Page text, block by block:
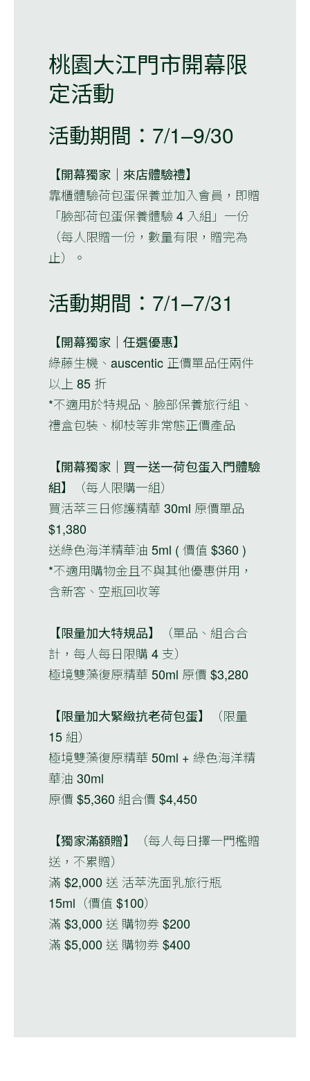
桃園大江門市開幕限
定活動
活動期間： 7/1–9/30
【開幕獨家｜來店體驗禮】
靠櫃體驗荷包蛋保養並加入會員，即贈
「臉部荷包蛋保養體驗 4 入組」一份
（每人限贈一份，數量有限，贈完為
止）。
活動期間： 7/1–7/31
【開幕獨家｜任選優惠】
綠藤生機、auscentic 正價單品任兩件
以上 85 折
*不適用於特規品、臉部保養旅行組、
禮盒包裝、柳枝等非常態正價產品
【開幕獨家｜買一送一荷包蛋入門體驗
組】
（每人限購一組）
買活萃三日修護精華 30ml 原價單品
$1,380
送綠色海洋精華油 5ml ( 價值 $360 )
*不適用購物金且不與其他優惠併用，
含新客、空瓶回收等
【限量加大特規品】
（單品、組合合
計，每人每日限購 4 支）
極境雙藻復原精華 50ml 原價 $3,280
【限量加大緊緻抗老荷包蛋】
（限量
15 組）
極境雙藻復原精華 50ml + 綠色海洋精
華油 30ml
原價 $5,360 組合價 $4,450
【獨家滿額贈】
（每人每日擇一門檻贈
送，不累贈）
滿 $2,000 送 活萃洗面乳旅行瓶
15ml（價值 $100）
滿 $3,000 送 購物券 $200
滿 $5,000 送 購物券 $400